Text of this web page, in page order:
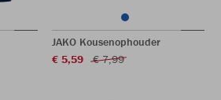
JAKO Kousenophouder
€ 5,59
€ 7,99